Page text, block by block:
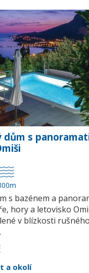
s
s bazénem a
hory a letovisko
v blízkosti
a okolí